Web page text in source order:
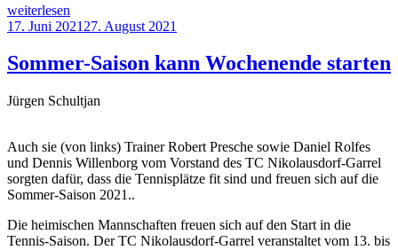
„Kirche
in
Rückblick
auf
Jahre
in
Festschrift“
weiterlesen
Veröffentlicht
17. Juni 2021 27. August 2021
Sommer-Saison kann Wochenende starten
Jürgen Schultjan
Auch sie (von links) Trainer Robert Presche sowie Daniel Rolfes
und Dennis Willenborg vom Vorstand des TC Nikolausdorf-Garrel
sorgten dafür, dass die Tennisplätze fit sind und freuen sich auf die
Sommer-Saison 2021..
Die heimischen Mannschaften freuen sich auf den Start in die
Tennis-Saison. Der TC Nikolausdorf-Garrel veranstaltet vom 13. bis